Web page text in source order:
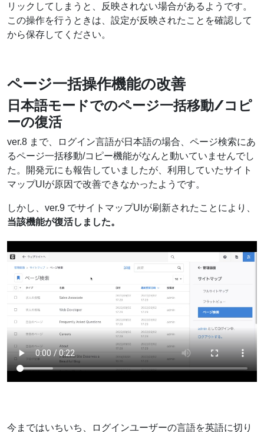
リックしてしまうと、反映されない場合があるようです。
この操作を行うときは、設定が反映されたことを確認して
から保存してください。
ページ一括操作機能の改善
日本語モードでのページ一括移動/コピ
ーの復活
ver.8 まで、ログイン言語が日本語の場合、ページ検索にあ
るページ一括移動/コピー機能がなんと動いていませんでし
た。開発元にも報告していましたが、利用していたサイト
マップUIが原因で改善できなかったようです。
しかし、ver.9 でサイトマップUIが刷新されたことにより、
当該機能が復活しました。
今まではいちいち、ログインユーザーの言語を英語に切り